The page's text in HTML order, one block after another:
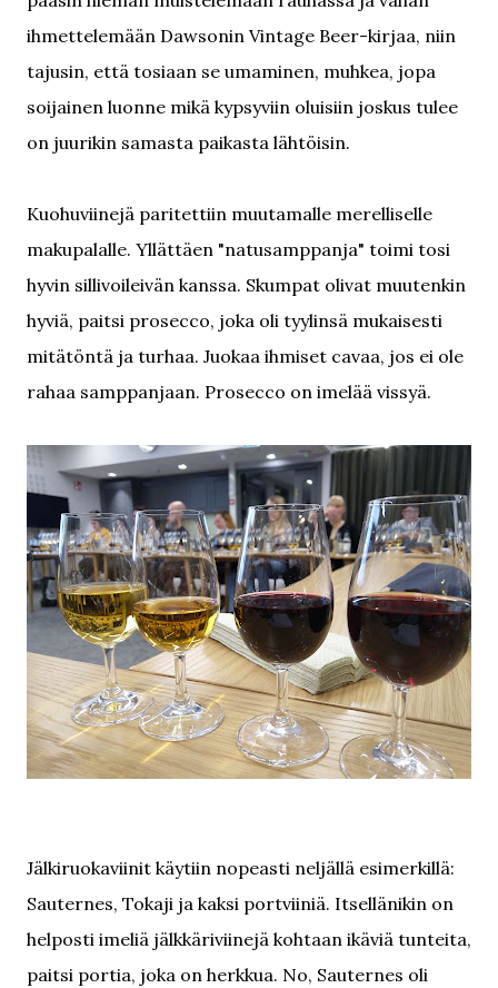
ihmettelemään Dawsonin Vintage Beer-kirjaa, niin
tajusin, että tosiaan se umaminen, muhkea, jopa
soijainen luonne mikä kypsyviin oluisiin joskus tulee
on juurikin samasta paikasta lähtöisin.
Kuohuviinejä paritettiin muutamalle merelliselle
makupalalle. Yllättäen "natusamppanja" toimi tosi
hyvin sillivoileivän kanssa. Skumpat olivat muutenkin
hyviä, paitsi prosecco, joka oli tyylinsä mukaisesti
mitätöntä ja turhaa. Juokaa ihmiset cavaa, jos ei ole
rahaa samppanjaan. Prosecco on imelää vissyä.
Jälkiruokaviinit käytiin nopeasti neljällä esimerkillä:
Sauternes, Tokaji ja kaksi portviiniä. Itsellänikin on
helposti imeliä jälkkäriviinejä kohtaan ikäviä tunteita,
paitsi portia, joka on herkkua. No, Sauternes oli